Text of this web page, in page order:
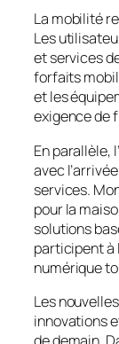
La mobilité
Les
et services
forfaits
et les
exigence de
En parallèle,
avec
services.
pour la
solutions
participent à
numérique
Les
innovations